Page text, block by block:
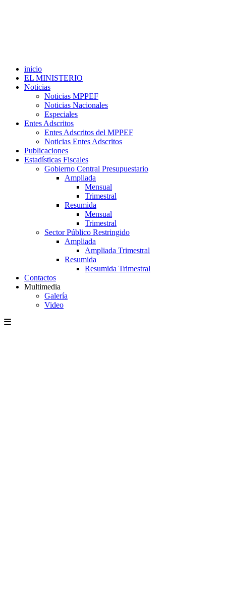
inicio
EL MINISTERIO
Noticias
Noticias MPPEF
Noticias Nacionales
Especiales
Entes Adscritos
Entes Adscritos del MPPEF
Noticias Entes Adscritos
Publicaciones
Estadísticas Fiscales
Gobierno Central Presupuestario
Ampliada
Mensual
Trimestral
Resumida
Mensual
Trimestral
Sector Público Restringido
Ampliada
Ampliada Trimestral
Resumida
Resumida Trimestral
Contactos
Multimedia
Galería
Video